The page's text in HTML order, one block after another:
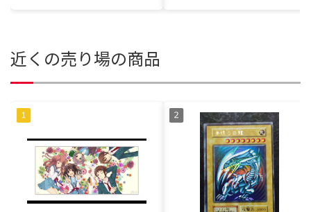
近くの売り場の商品